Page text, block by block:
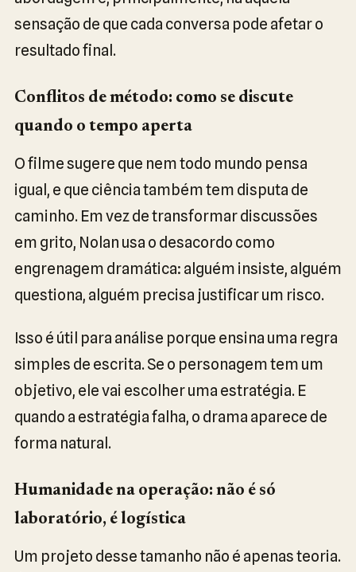
sensação de que cada conversa pode afetar o
resultado final.
Conflitos de método: como se discute
quando o tempo aperta
O filme sugere que nem todo mundo pensa
igual, e que ciência também tem disputa de
caminho. Em vez de transformar discussões
em grito, Nolan usa o desacordo como
engrenagem dramática: alguém insiste, alguém
questiona, alguém precisa justificar um risco.
Isso é útil para análise porque ensina uma regra
simples de escrita. Se o personagem tem um
objetivo, ele vai escolher uma estratégia. E
quando a estratégia falha, o drama aparece de
forma natural.
Humanidade na operação: não é só
laboratório, é logística
Um projeto desse tamanho não é apenas teoria.